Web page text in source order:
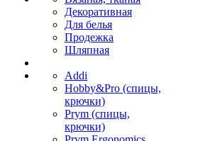
Декоративная
Для белья
Продежка
Шляпная
Addi
Hobby&Pro (спицы,
крючки)
Prym (спицы,
крючки)